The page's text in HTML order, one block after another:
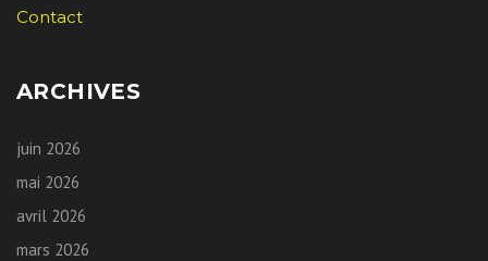
Contact
ARCHIVES
juin 2026
mai 2026
avril 2026
mars 2026